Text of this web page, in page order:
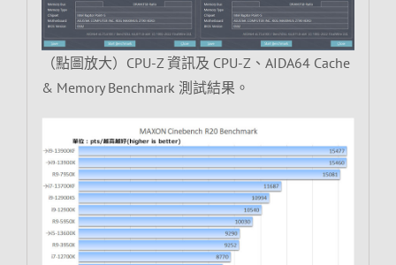
（點圖放大）CPU-Z 資訊及 CPU-Z、AIDA64 Cache
& Memory Benchmark 測試結果。